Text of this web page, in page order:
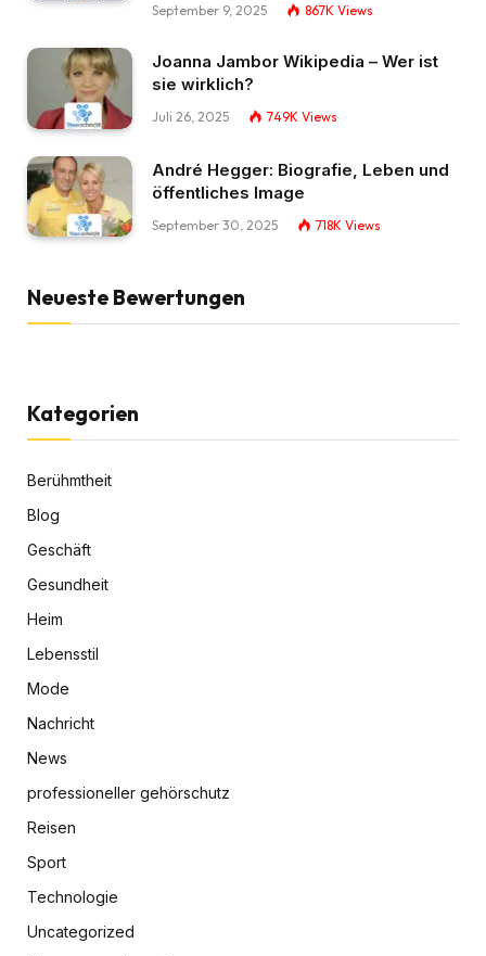
September 9, 2025 867K Views
Joanna Jambor Wikipedia – Wer ist
sie wirklich?
Juli 26, 2025 749K Views
André Hegger: Biografie, Leben und
öffentliches Image
September 30, 2025 718K Views
Neueste Bewertungen
Kategorien
Berühmtheit
Blog
Geschäft
Gesundheit
Heim
Lebensstil
Mode
Nachricht
News
professioneller gehörschutz
Reisen
Sport
Technologie
Uncategorized